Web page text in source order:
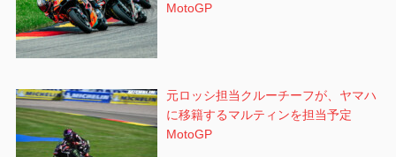
MotoGP
元ロッシ担当クルーチーフが、ヤマハ
に移籍するマルティンを担当予定
MotoGP